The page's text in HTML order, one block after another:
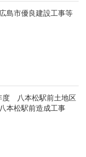
島市優良建設工事等
度 八本松駅前土地区
本松駅前造成工事